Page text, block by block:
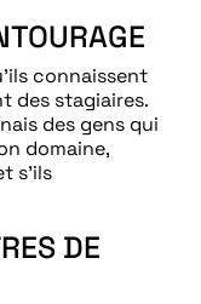
connaissent
des stagiaires.
des gens qui
domaine,
s’ils
DE